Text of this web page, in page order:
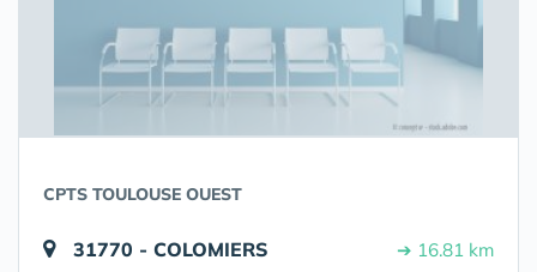
CPTS TOULOUSE OUEST
31770 - COLOMIERS ➔ 16.81 km